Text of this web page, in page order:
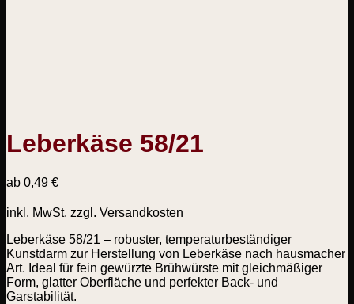
Leberkäse 58/21
ab 0,49 €
inkl. MwSt. zzgl. Versandkosten
Leberkäse 58/21 – robuster, temperaturbeständiger
Kunstdarm zur Herstellung von Leberkäse nach hausmacher
Art. Ideal für fein gewürzte Brühwürste mit gleichmäßiger
Form, glatter Oberfläche und perfekter Back- und
Garstabilität.